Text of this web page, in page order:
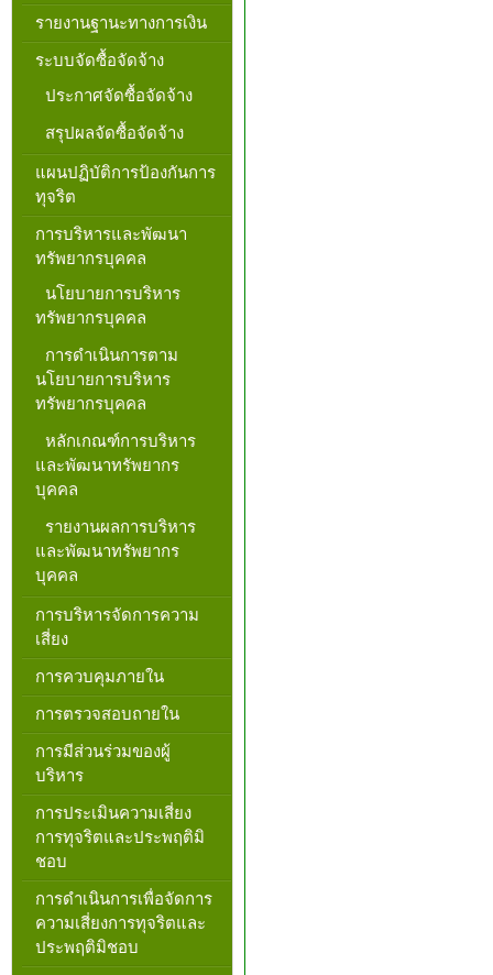
รายงานฐานะทางการเงิน
ระบบจัดซื้อจัดจ้าง
ประกาศจัดซื้อจัดจ้าง
สรุปผลจัดซื้อจัดจ้าง
แผนปฏิบัติการป้องกันการ
ทุจริต
การบริหารและพัฒนา
ทรัพยากรบุคคล
นโยบายการบริหาร
ทรัพยากรบุคคล
การดำเนินการตาม
นโยบายการบริหาร
ทรัพยากรบุคคล
หลักเกณฑ์การบริหาร
และพัฒนาทรัพยากร
บุคคล
รายงานผลการบริหาร
และพัฒนาทรัพยากร
บุคคล
การบริหารจัดการความ
เสี่ยง
การควบคุมภายใน
การตรวจสอบถายใน
การมีส่วนร่วมของผู้
บริหาร
การประเมินความเสี่ยง
การทุจริตและประพฤติมิ
ชอบ
การดำเนินการเพื่อจัดการ
ความเสี่ยงการทุจริตและ
ประพฤติมิชอบ